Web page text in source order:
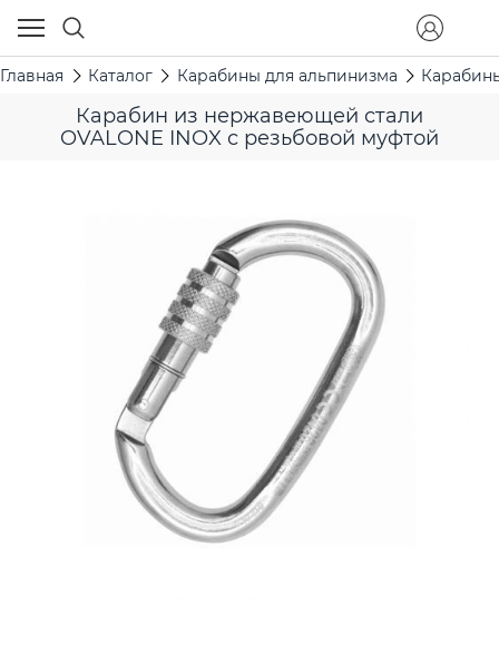
Главная Каталог Карабины для альпинизма
Карабин из нержавеющей стали
OVALONE INOX с резьбовой муфтой